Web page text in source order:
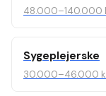
48.000–140.000
Sygeplejerske
30.000–46.000